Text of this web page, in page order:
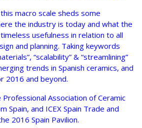
macro scale sheds some
the industry is today and what the
usefulness in relation to all
and planning. Taking keywords
“scalability” & “streamlining”
trends in Spanish ceramics, and
2016 and beyond.
Professional Association of Ceramic
Spain, and ICEX Spain Trade and
2016 Spain Pavilion.